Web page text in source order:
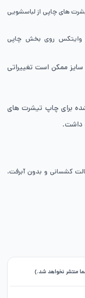
های چاپی از لباسشویی
وایتکس روی بخش چاپی
سایز ممکن است تغییراتی
برای چاپ تیشرت های
کشسانی و بدون آبرفت،
منتشر نخواهد شد.)